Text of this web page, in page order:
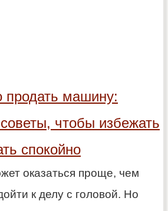
продать машину:
чтобы избежать
спокойно
оказаться проще, чем
к делу с головой. Но